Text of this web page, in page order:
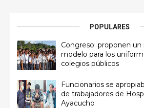
POPULARES
Congreso: proponen
modelo para los
colegios públicos
Funcionarios se
de trabajadores de
Ayacucho